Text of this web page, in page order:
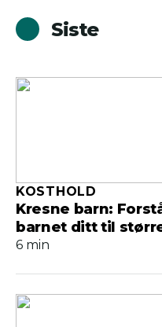
Siste
Kresne barn:
barnet ditt til
KOSTHOLD
6 min